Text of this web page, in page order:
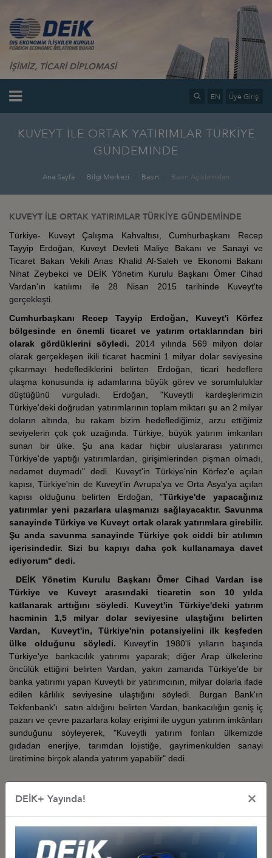
İŞİMİZ, TİCARİ DİPLOMASİ
EN Üye Girişi
KUVEYT İLE ORTAK YATIRIMLAR TÜRKİYE
GÜNDEMİNDE
Ana Sayfa Bilgi Merkezi Basın Basın Açıklamaları
KUVEYT İLE ORTAK YATIRIMLAR TÜRKİYE GÜNDEMİNDE
Türkiye- Kuveyt Çalışma Kahvaltısı, Cumhurbaşkanı Recep
Tayyip Erdoğan, Kuveyt Devleti Maliye Bakanı ve Sanayi ve
Ticaret Bakan Vekili Anas Khalid Al-Saleh ve Ekonomi Bakanı
Nihat Zeybekci ve DEİK Yönetim Kurulu Başkanı Ömer Cihad
Vardan'ın katılımı ile 28 Nisan 2015 tarihinde Kuveyt'te
gerçekleşti.
Cumhurbaşkanı Recep Tayyip Erdoğan, Kuveyt'i Körfez
bölgesinde en önemli ticaret ve yatırım ortaklarından biri
olarak gördüklerini söyledi. 2014 yılında 569 milyon dolar
olarak gerçekleşen ikili ticaret hacmini 1 milyar dolar seviyesine
çıkarmayı hedeflediklerini belirten Erdoğan, ticari hedeflere
ulaşma konusunda iş adamlarına büyük görev ve sorumluluklar
düştüğünü vurguladı. Erdoğan, "Kuveytli kardeşlerimizin
Türkiye'deki doğrudan yatırımlarının toplam miktarı şu an 2 milyar
doların altında, bu rakam bizim hedeflediğimiz, arzu ettiğimiz
seviyelerin çok çok uzağında. Türkiye, büyük yatırım imkanları
sunan bir ülke. Şu ana kadar hiçbir uluslararası yatırımcı
Türkiye'de yaptığı yatırımlardan, girişimlerinden pişman olmadı,
nedamet duymadı" dedi. Kuveyt'in Türkiye'nin Körfez'e açılan
kapısı, Türkiye'nin de Kuveyt'in Avrupa'ya ve Orta Asya'ya açılan
kapısı olduğunu belirten Erdoğan, "Türkiye'de yapacağınız
yatırımlar yeni pazarlara ulaşmanızı sağlayacaktır. Savunma
sanayinde Türkiye ve Kuveyt ortak olarak yatırımlara girebilir.
Şu anda savunma sanayinde Türkiye çok ciddi bir atılımın
içerisindedir. Sizi bu kapıyı daha çok kullanamaya davet
ediyorum" dedi.
DEİK Yönetim Kurulu Başkanı Ömer Cihad Vardan ise
Türkiye ve Kuveyt arasındaki ticaretin son 10 yılda
katlanarak arttığını söyledi. Kuveyt'in Türkiye'deki yatırım
hacminin 1,5 milyar dolar seviyesine ulaştığını belirten
Vardan, Kuveyt'in, Türkiye'nin potansiyelini ilk keşfeden
ülke olduğunu söyledi. Kuveyt'in 1980'li yılların başında
Türkiye'ye bankacılık yatırımı yaparak; diğer Arap ülkelerine
öncülük ettiğini belirten Vardan, yakın zamanda Türkiye'de bir
banka yatırımı yapan Kuveytli bir yatırımcının, milyar dolarla ifade
edilen kârlılık seviyesine ulaştığını söyledi. Burgan Bank'ın
Tekfenbank'ı satın aldığını belirten Vardan, bankacılığın geniş iç
pazarı ve çevre pazarlara kolay erişimi ile uygun yatırım imkânları
sunduğunu söyleyerek, "Kuveytli yatırım fonları ülkemizde
gıdadan enerjiye, tarımdan lojistiğe, gayrimenkulden sanayi
üretimine birçok alanda yatırım yapabilir" dedi.
Ek bilgiler(Ekonomi Bakanlığı)
Türkiye-Kuveyt Dış Ticaret Rakamları (Ekonomi Bakanlığı)
Türkiye'den Kuveyt'e yapılan ihracat: 373 milyon dolar (2014)
DEİK+ Yayında! ×